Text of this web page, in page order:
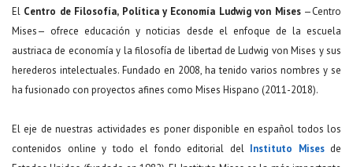
El Centro de Filosofía, Política y Economía Ludwig von Mises—Centro
Mises— ofrece educación y noticias desde el enfoque de la escuela
austriaca de economía y la filosofía de libertad de Ludwig von Mises y sus
herederos intelectuales. Fundado en 2008, ha tenido varios nombres y se
ha fusionado con proyectos afines como Mises Hispano (2011-2018).
El eje de nuestras actividades es poner disponible en español todos los
contenidos online y todo el fondo editorial del Instituto Misesde